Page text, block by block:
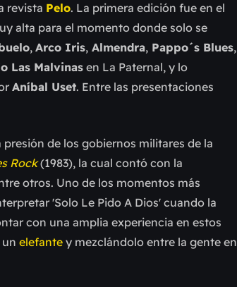
revista Pelo. La primera edición fue en el
alta para el momento donde solo se
, Arco Iris, Almendra, Pappo´s Blues,
Las Malvinas en La Paternal, y lo
Aníbal Uset. Entre las presentaciones
de los gobiernos militares de la
Rock(1983), la cual contó con la
otros. Uno de los momentos más
'Solo Le Pido A Dios' cuando la
con una amplia experiencia en estos
elefante y mezclándolo entre la gente en